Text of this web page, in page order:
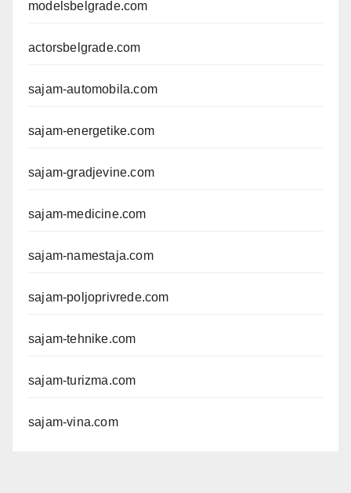
modelsbelgrade.com
actorsbelgrade.com
sajam-automobila.com
sajam-energetike.com
sajam-gradjevine.com
sajam-medicine.com
sajam-namestaja.com
sajam-poljoprivrede.com
sajam-tehnike.com
sajam-turizma.com
sajam-vina.com